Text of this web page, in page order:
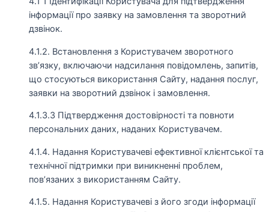
інформації про заявку на замовлення та зворотний
дзвінок.
4.1.2. Встановлення з Користувачем зворотного
зв’язку, включаючи надсилання повідомлень, запитів,
що стосуються використання Сайту, надання послуг,
заявки на зворотний дзвінок і замовлення.
4.1.3.3 Підтвердження достовірності та повноти
персональних даних, наданих Користувачем.
4.1.4. Надання Користувачеві ефективної клієнтської та
технічної підтримки при виникненні проблем,
пов’язаних з використанням Сайту.
4.1.5. Надання Користувачеві з його згоди інформації